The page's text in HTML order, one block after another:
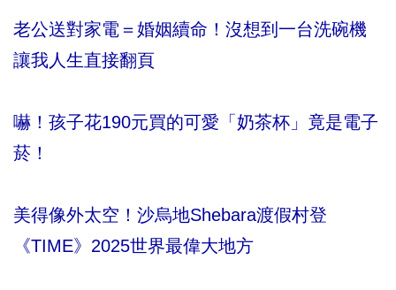
老公送對家電＝婚姻續命！沒想到一台洗碗機
讓我人生直接翻頁
嚇！孩子花190元買的可愛「奶茶杯」竟是電子
菸！
美得像外太空！沙烏地Shebara渡假村登
《TIME》2025世界最偉大地方